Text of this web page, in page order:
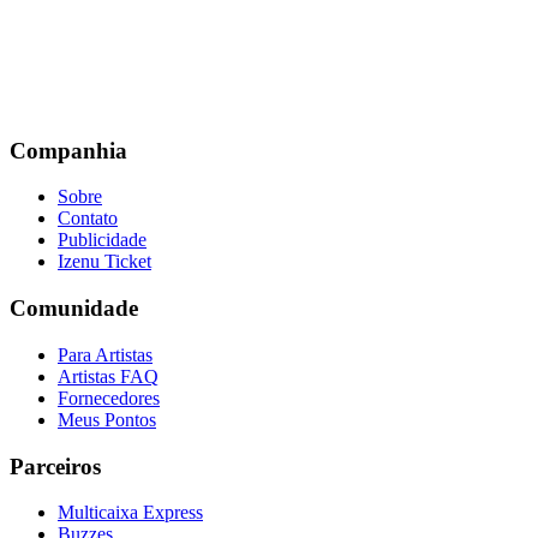
Companhia
Sobre
Contato
Publicidade
Izenu Ticket
Comunidade
Para Artistas
Artistas FAQ
Fornecedores
Meus Pontos
Parceiros
Multicaixa Express